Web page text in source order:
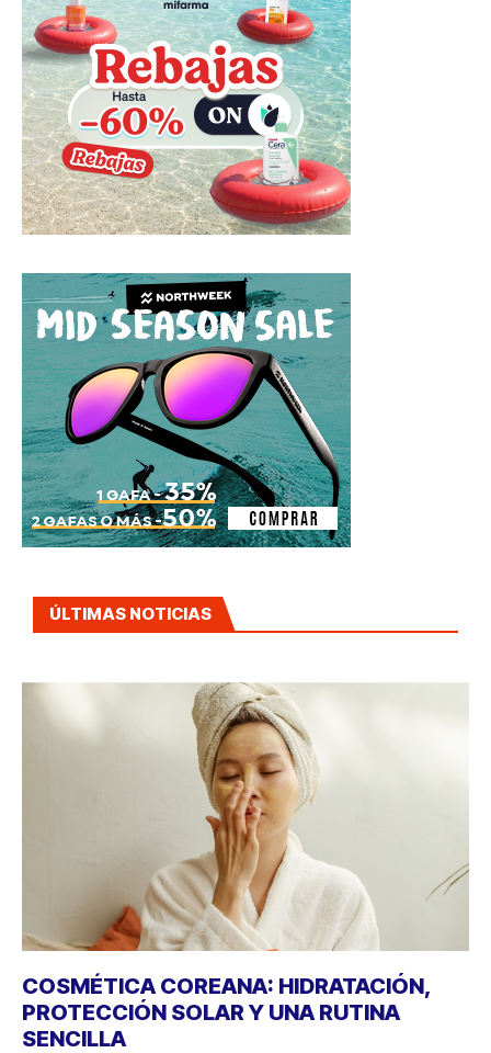
ÚLTIMAS NOTICIAS
COSMÉTICA COREANA: HIDRATACIÓN,
PROTECCIÓN SOLAR Y UNA RUTINA
SENCILLA